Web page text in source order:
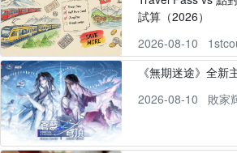
試算（2026）
2026-08-10
《無期迷途》全新
2026-08-10
敗家